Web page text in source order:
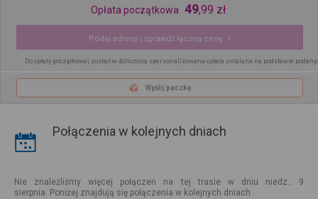
Opłata początkowa 49,99 zł
Podaj adresy i sprawdź łączną cenę
Do opłaty początkowej zostanie doliczona spersonalizowana opłata ustalana na podstawie
Wyślij paczkę
Połączenia w kolejnych dniach
Nie znaleźliśmy więcej połączeń na tej trasie w dniu niedz.. 9
sierpnia. Poniżej znajdują się połączenia w kolejnych dniach